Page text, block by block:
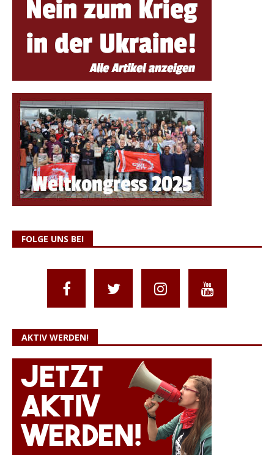
FOLGE UNS BEI
AKTIV WERDEN!